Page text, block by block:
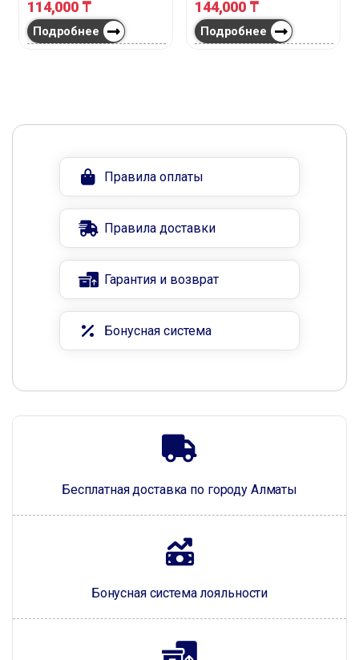
114,000 ₸
Подробнее
144,000 ₸
Подробнее
Бесплатная доставка по городу Алматы
Бонусная система лояльности
Правила оплаты
Правила доставки
Гарантия и возврат
Бонусная система